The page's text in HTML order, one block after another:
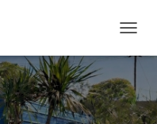
ビ
ー
シ
ョ